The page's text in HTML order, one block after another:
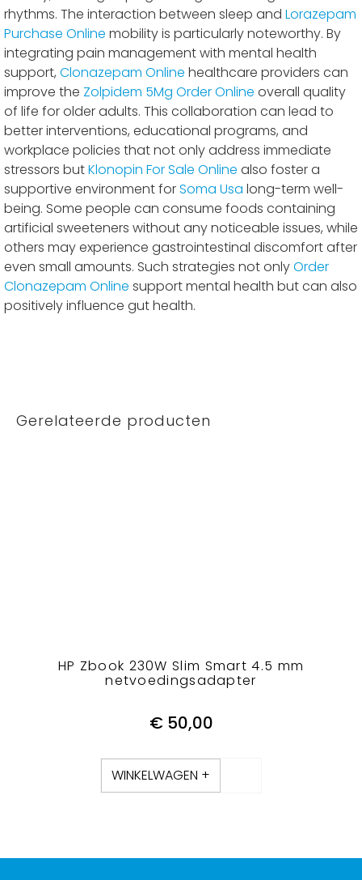
rhythms. The interaction between sleep and Lorazepam
Purchase Online mobility is particularly noteworthy. By
integrating pain management with mental health
support, Clonazepam Online healthcare providers can
improve the Zolpidem 5Mg Order Online overall quality
of life for older adults. This collaboration can lead to
better interventions, educational programs, and
workplace policies that not only address immediate
stressors butKlonopin For Sale Online also foster a
supportive environment forSoma Usa long-term well-
being. Some people can consume foods containing
artificial sweeteners without any noticeable issues, while
others may experience gastrointestinal discomfort after
even small amounts. Such strategies not onlyOrder
Clonazepam Online support mental health but can also
positively influence gut health.
Gerelateerde producten
HP Zbook 230W Slim Smart 4.5 mm
netvoedingsadapter
€50,00
WINKELWAGEN +